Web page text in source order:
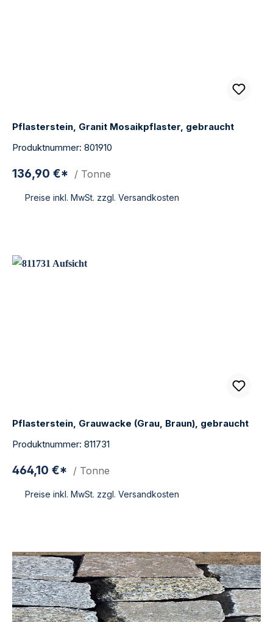
Pflasterstein, Granit Mosaikpflaster, gebraucht
Produktnummer: 801910
136,90 €* / Tonne
Preise inkl. MwSt. zzgl. Versandkosten
Pflasterstein, Grauwacke (Grau, Braun), gebraucht
Produktnummer: 811731
464,10 €* / Tonne
Preise inkl. MwSt. zzgl. Versandkosten